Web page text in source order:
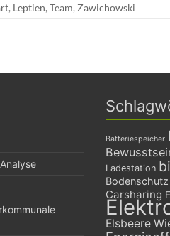
, Leptien, Team, Zawichowski
Batteriespeicher
Ladestation
Bodenschutz
Carsharing
Elsbeere